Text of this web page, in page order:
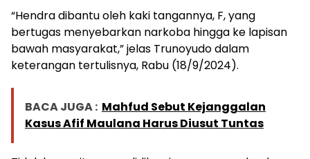
“Hendra dibantu oleh kaki tangannya, F, yang
bertugas menyebarkan narkoba hingga ke lapisan
bawah masyarakat,” jelas Trunoyudo dalam
keterangan tertulisnya, Rabu (18/9/2024).
BACA JUGA : Mahfud Sebut Kejanggalan
Kasus Afif Maulana Harus Diusut Tuntas